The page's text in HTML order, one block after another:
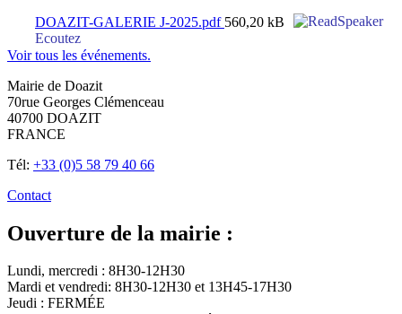
DOAZIT-GALERIE J-2025.pdf 560,20 kB
Ecoutez
Voir tous les événements.
Mairie de Doazit
70rue Georges Clémenceau
40700 DOAZIT
FRANCE
Tél: +33 (0)5 58 79 40 66
Contact
Ouverture de la mairie :
Lundi, mercredi : 8H30-12H30
Mardi et vendredi: 8H30-12H30 et 13H45-17H30
Jeudi : FERMÉE